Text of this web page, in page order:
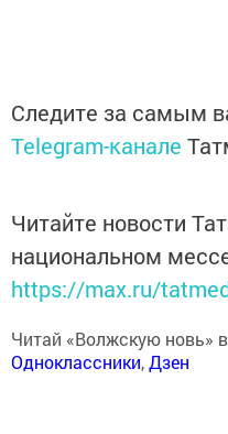
Следите за самым
Telegram-канале
Читайте новости
национальном
https://max.ru/
Читай «Волжскую новь» в
Одноклассники,Дзен